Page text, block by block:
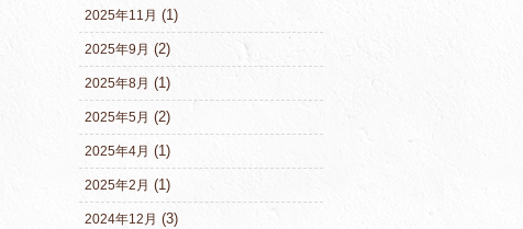
2025年11月 (1)
2025年9月 (2)
2025年8月 (1)
2025年5月 (2)
2025年4月 (1)
2025年2月 (1)
2024年12月 (3)